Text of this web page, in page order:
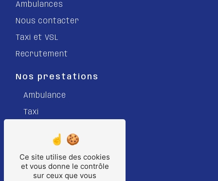
Ambulances
Nous contacter
Taxi et VSL
Recrutement
Nos prestations
Ambulance
Taxi
Transport sanitaire
Taxi Conventionné
Ce site utilise des cookies
et vous donne le contrôle
sur ceux que vous